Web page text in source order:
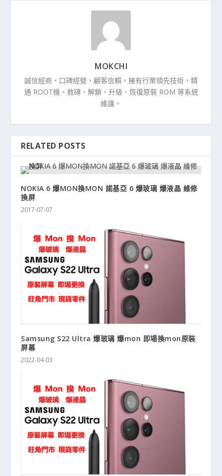
MOKCHI
誠信經商，口碑經營，顧客信賴。擁有行業領先技術，精
通 ROOT機、救磚、解鎖、升級、恢復原裝 ROM 等系統
維護。
RELATED POSTS
NOKIA 6 爆MON換MON 諾基亞 6 爆玻璃 爆液晶 維修
換屏
2017-07-07
Samsung S22 Ultra 爆玻璃 爆mon 即場換mon原裝
屏幕
2022-04-03